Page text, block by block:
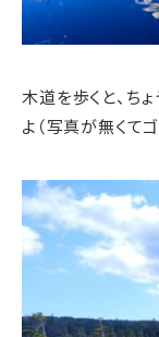
木道を歩くと、ち
よ（写真が無くてゴ